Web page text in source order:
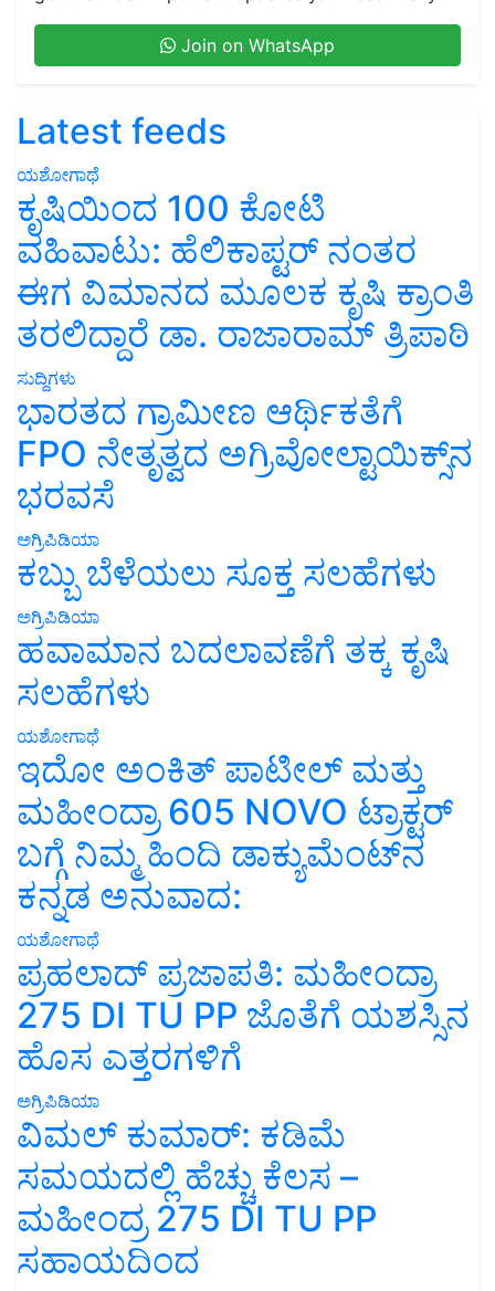
Join on WhatsApp
Latest feeds
ಯಶೋಗಾಥೆ
ಕೃಷಿಯಿಂದ 100 ಕೋಟಿ
ವಹಿವಾಟು: ಹೆಲಿಕಾಪ್ಟರ್ ನಂತರ
ಈಗ ವಿಮಾನದ ಮೂಲಕ ಕೃಷಿ ಕ್ರಾಂತಿ
ತರಲಿದ್ದಾರೆ ಡಾ. ರಾಜಾರಾಮ್ ತ್ರಿಪಾಠಿ
ಸುದ್ದಿಗಳು
ಭಾರತದ ಗ್ರಾಮೀಣ ಆರ್ಥಿಕತೆಗೆ
FPO ನೇತೃತ್ವದ ಅಗ್ರಿವೋಲ್ಟಾಯಿಕ್ಸ್‌ನ
ಭರವಸೆ
ಅಗ್ರಿಪಿಡಿಯಾ
ಕಬ್ಬು ಬೆಳೆಯಲು ಸೂಕ್ತ ಸಲಹೆಗಳು
ಅಗ್ರಿಪಿಡಿಯಾ
ಹವಾಮಾನ ಬದಲಾವಣೆಗೆ ತಕ್ಕ ಕೃಷಿ
ಸಲಹೆಗಳು
ಯಶೋಗಾಥೆ
ಇದೋ ಅಂಕಿತ್ ಪಾಟೀಲ್ ಮತ್ತು
ಮಹೀಂದ್ರಾ 605 NOVO ಟ್ರಾಕ್ಟರ್
ಬಗ್ಗೆ ನಿಮ್ಮ ಹಿಂದಿ ಡಾಕ್ಯುಮೆಂಟ್‌ನ
ಕನ್ನಡ ಅನುವಾದ:
ಯಶೋಗಾಥೆ
ಪ್ರಹಲಾದ್ ಪ್ರಜಾಪತಿ: ಮಹೀಂದ್ರಾ
275 DI TU PP ಜೊತೆಗೆ ಯಶಸ್ಸಿನ
ಹೊಸ ಎತ್ತರಗಳಿಗೆ
ಅಗ್ರಿಪಿಡಿಯಾ
ವಿಮಲ್ ಕುಮಾರ್: ಕಡಿಮೆ
ಸಮಯದಲ್ಲಿ ಹೆಚ್ಚು ಕೆಲಸ –
ಮಹೀಂದ್ರ 275 DI TU PP
ಸಹಾಯದಿಂದ